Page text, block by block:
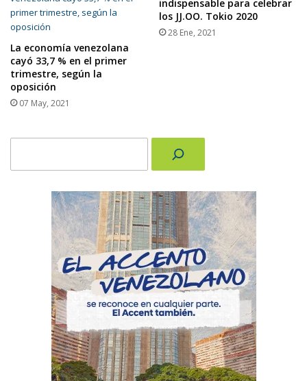
La economía venezolana
cayó 33,7 % en el primer
trimestre, según la
oposición
07 May, 2021
indispensable para celebrar
los JJ.OO. Tokio 2020
28 Ene, 2021